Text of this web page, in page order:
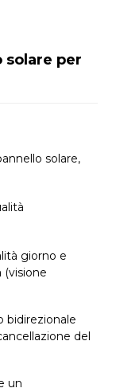
solare per
solare,
giorno e
(visione
bidirezionale
del
un